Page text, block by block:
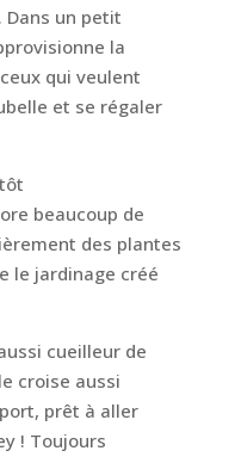
un petit
la
qui veulent
et se régaler
beaucoup de
des plantes
le jardinage créé
cueilleur de
croise aussi
prêt à aller
! Toujours